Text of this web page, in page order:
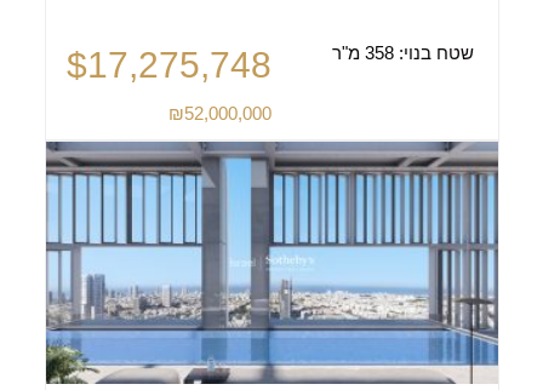
שטח בנוי:358 מ"ר $17,275,748
₪52,000,000